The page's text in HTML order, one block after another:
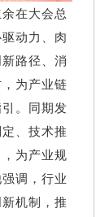
在大会总
动力、肉
路径、消
为产业链
。同期发
、技术推
为产业规
调，行业
机制，推